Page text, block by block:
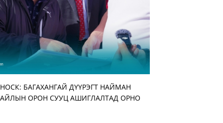
НОСК: БАГАХАНГАЙ ДҮҮРЭГТ НАЙМАН
АЙЛЫН ОРОН СУУЦ АШИГЛАЛТАД ОРНО